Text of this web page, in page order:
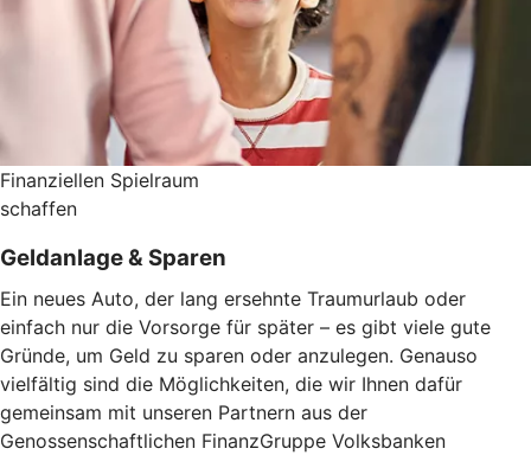
Finanziellen Spielraum
schaffen
Geldanlage & Sparen
Ein neues Auto, der lang ersehnte Traumurlaub oder
einfach nur die Vorsorge für später – es gibt viele gute
Gründe, um Geld zu sparen oder anzulegen. Genauso
vielfältig sind die Möglichkeiten, die wir Ihnen dafür
gemeinsam mit unseren Partnern aus der
Genossenschaftlichen FinanzGruppe Volksbanken